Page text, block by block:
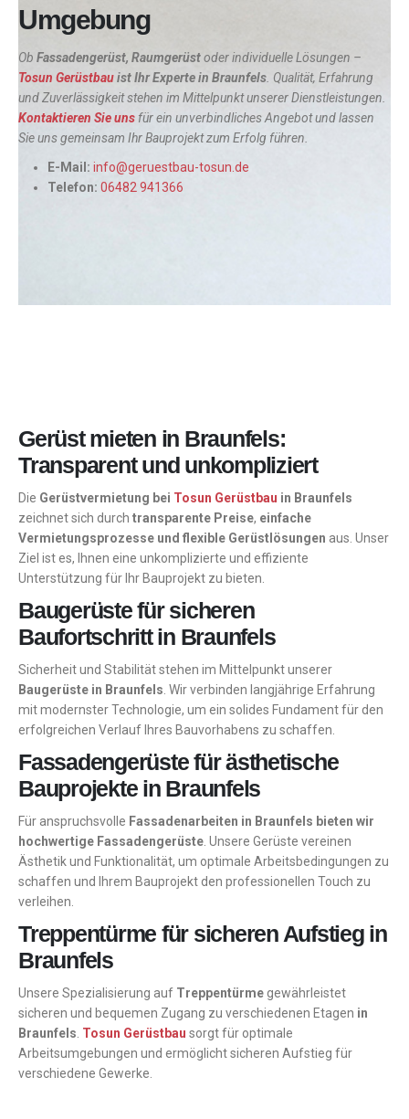
Umgebung
Ob Fassadengerüst, Raumgerüstoder individuelle Lösungen –
Tosun Gerüstbauist Ihr Experte in Braunfels . Qualität, Erfahrung
und Zuverlässigkeit stehen im Mittelpunkt unserer Dienstleistungen.
Kontaktieren Sie uns für ein unverbindliches Angebot und lassen
Sie uns gemeinsam Ihr Bauprojekt zum Erfolg führen.
E-Mail: info@geruestbau-tosun.de
Telefon: 06482 941366
Gerüst mieten in Braunfels:
Transparent und unkompliziert
Die Gerüstvermietung bei Tosun Gerüstbau in Braunfels
zeichnet sich durch transparente Preise, einfache
Vermietungsprozesse und flexible Gerüstlösungen aus. Unser
Ziel ist es, Ihnen eine unkomplizierte und effiziente
Unterstützung für Ihr Bauprojekt zu bieten.
Baugerüste für sicheren
Baufortschritt in Braunfels
Sicherheit und Stabilität stehen im Mittelpunkt unserer
Baugerüste in Braunfels . Wir verbinden langjährige Erfahrung
mit modernster Technologie, um ein solides Fundament für den
erfolgreichen Verlauf Ihres Bauvorhabens zu schaffen.
Fassadengerüste für ästhetische
Bauprojekte in Braunfels
Für anspruchsvolle Fassadenarbeiten in Braunfels bieten wir
hochwertige Fassadengerüste . Unsere Gerüste vereinen
Ästhetik und Funktionalität, um optimale Arbeitsbedingungen zu
schaffen und Ihrem Bauprojekt den professionellen Touch zu
verleihen.
Treppentürme für sicheren Aufstieg in
Braunfels
Unsere Spezialisierung auf Treppentürme gewährleistet
sicheren und bequemen Zugang zu verschiedenen Etagen in
Braunfels Tosun Gerüstbau sorgt für optimale
Arbeitsumgebungen und ermöglicht sicheren Aufstieg für
verschiedene Gewerke.